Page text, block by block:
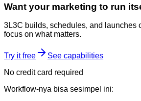
Want your marketing to run
3L3C builds, schedules, and launches
focus on what matters.
Try it free
See capabilities
No credit card required
Workflow-nya bisa sesimpel ini: